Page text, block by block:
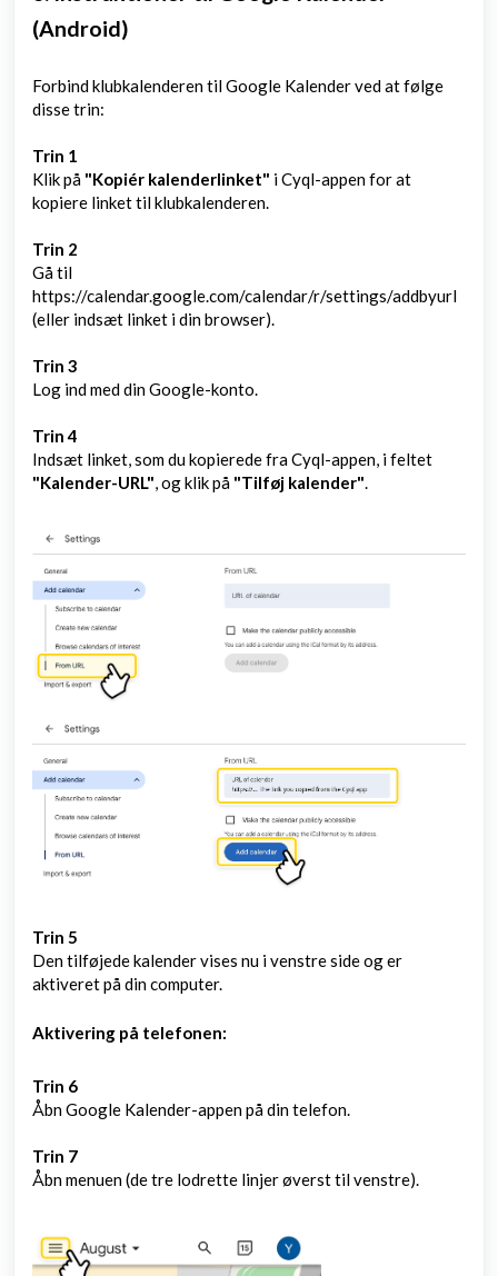
(Android)
Forbind klubkalenderen til Google Kalender ved at følge
disse trin:
Trin 1
Klik på "Kopiér kalenderlinket" i Cyql-appen for at
kopiere linket til klubkalenderen.
Trin 2
Gå til
https://calendar.google.com/calendar/r/settings/addbyurl
(eller indsæt linket i din browser).
Trin 3
Log ind med din Google-konto.
Trin 4
Indsæt linket, som du kopierede fra Cyql-appen, i feltet
"Kalender-URL", og klik på "Tilføj kalender".
Trin 5
Den tilføjede kalender vises nu i venstre side og er
aktiveret på din computer.
Aktivering på telefonen:
Trin 6
Åbn Google Kalender-appen på din telefon.
Trin 7
Åbn menuen (de tre lodrette linjer øverst til venstre).